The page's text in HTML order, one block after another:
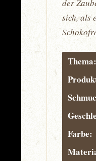
der
sich, als
Thema:
Farbe: